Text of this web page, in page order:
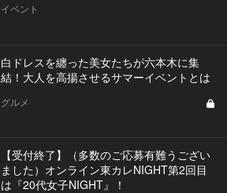
イベント
白ドレスを纏った美女たちが六本木に集
結！大人を高揚させるサマーイベントとは
グルメ
【受付終了】（多数のご応募有難うござい
ました）オンライン東カレNIGHT第2回目
は『20代女子NIGHT』！